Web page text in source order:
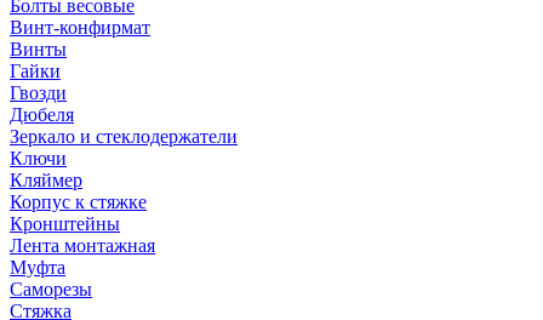
Болты весовые
Винт-конфирмат
Винты
Гайки
Гвозди
Дюбеля
Зеркало и стеклодержатели
Ключи
Кляймер
Корпус к стяжке
Кронштейны
Лента монтажная
Муфта
Саморезы
Стяжка